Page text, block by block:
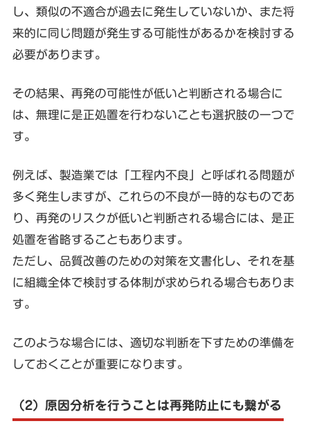
し、類似の不適合が過去に発生していないか、また将
来的に同じ問題が発生する可能性があるかを検討する
必要があります。
その結果、再発の可能性が低いと判断される場合に
は、無理に是正処置を行わないことも選択肢の一つで
す。
例えば、製造業では「工程内不良」と呼ばれる問題が
多く発生しますが、これらの不良が一時的なものであ
り、再発のリスクが低いと判断される場合には、是正
処置を省略することもあります。
ただし、品質改善のための対策を文書化し、それを基
に組織全体で検討する体制が求められる場合もありま
す。
このような場合には、適切な判断を下すための準備を
しておくことが重要になります。
（2）原因分析を行うことは再発防止にも繋がる